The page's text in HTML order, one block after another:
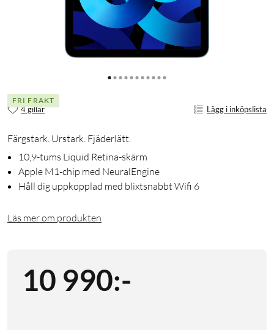
FRI FRAKT
4 gillar Lägg i inköpslista
Färgstark. Urstark. Fjäderlätt.
10,9-tums Liquid Retina-skärm
Apple M1-chip med NeuralEngine
Håll dig uppkopplad med blixtsnabbt Wifi 6
Läs mer om produkten
10 990:-